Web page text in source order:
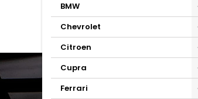
BMW
Chevrolet
Citroen
Cupra
Ferrari